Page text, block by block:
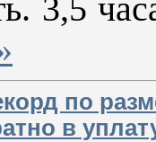
3,5
по
в